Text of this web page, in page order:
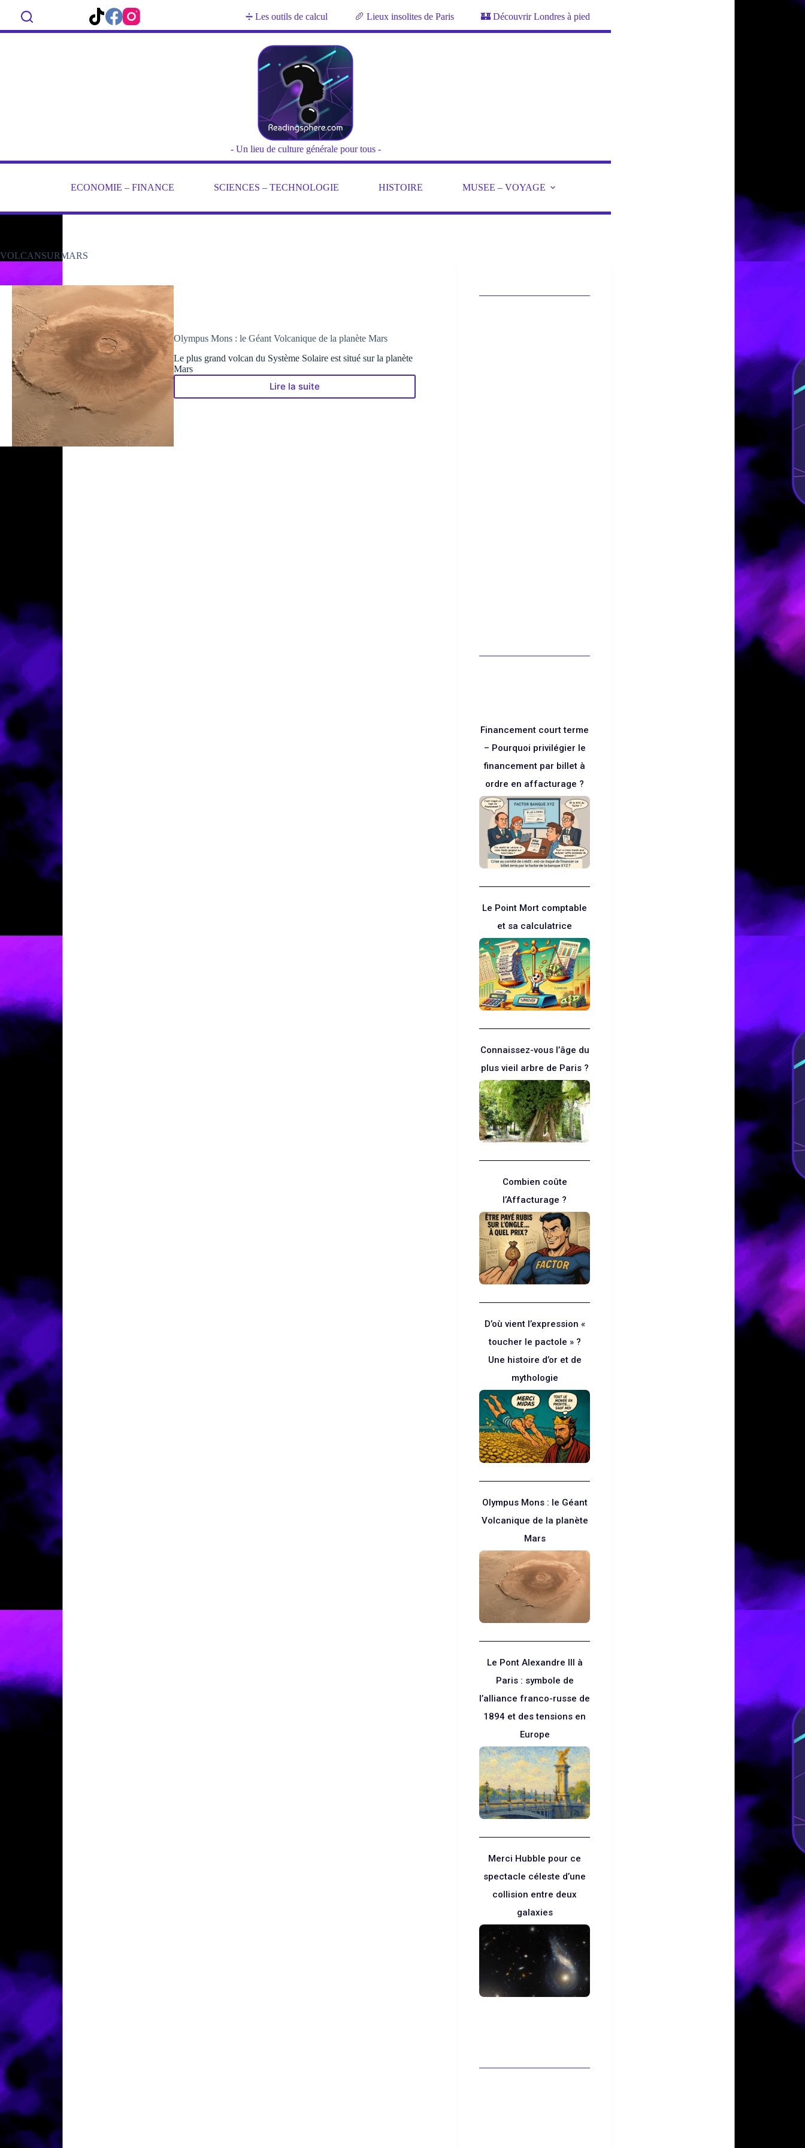
➗ Les outils de calcul 🥖 Lieux insolites de Paris 🏰 Découvrir Londres à pied
- Un lieu de culture générale pour tous -
ECONOMIE – FINANCE SCIENCES – TECHNOLOGIE HISTOIRE MUSEE – VOYAGE
VOLCANSURMARS
Olympus Mons : le Géant Volcanique de la planète Mars
Le plus grand volcan du Système Solaire est situé sur la planète
Mars
Lire la suite
Olympus
Financement court terme
– Pourquoi privilégier le
financement par billet à
ordre en affacturage ?
Le Point Mort comptable
et sa calculatrice
Connaissez-vous l’âge du
plus vieil arbre de Paris ?
Combien coûte
l’Affacturage ?
D’où vient l’expression «
toucher le pactole » ?
Une histoire d’or et de
mythologie
Olympus Mons : le Géant
Volcanique de la planète
Mars
Le Pont Alexandre III à
Paris : symbole de
l’alliance franco-russe de
1894 et des tensions en
Europe
Merci Hubble pour ce
spectacle céleste d’une
collision entre deux
galaxies